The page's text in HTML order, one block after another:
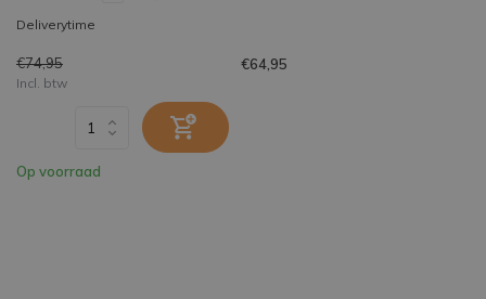
Deliverytime
€74,95 €64,95
Incl. btw
Op voorraad